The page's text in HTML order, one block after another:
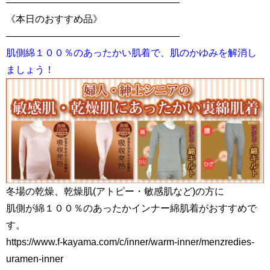
《本日のおすすめ品》
——————————————————
肌側綿１００％のあったかい肌着で、肌のかゆみを解消し
ましょう！
冬場の乾燥、乾燥肌(アトピー・敏感肌など)の方に
肌側が綿１００％のあったかインナー綿肌着がおすすめで
す。
https://www.f-kayama.com/c/inner/warm-inner/menzredies-
uramen-inner